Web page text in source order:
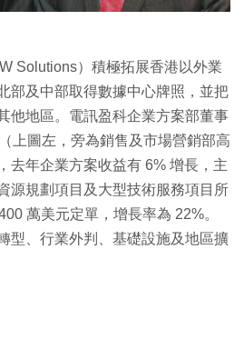
Solutions）積極拓展香港以外業
部及中部取得數據中心牌照，並把
他地區。電訊盈科企業方案部董事
上圖左，旁為銷售及市場營銷部高
去年企業方案收益有 6% 增長，主
源規劃項目及大型技術服務項目所
萬美元定單，增長率為 22%。
型、行業外判、基礎設施及地區擴